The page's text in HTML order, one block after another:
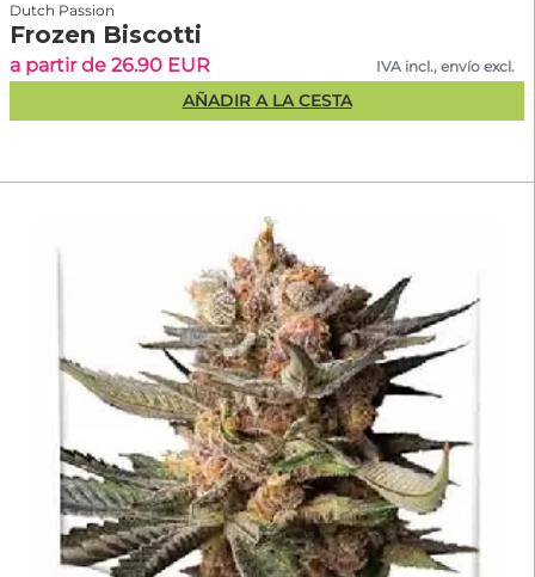
Dutch Passion
Frozen Biscotti
a partir de 26.90 EUR IVA incl., envío excl.
AÑADIR A LA CESTA